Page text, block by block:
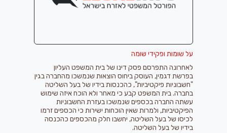
על שומות ופקידי שומה
לאחרונה התפרסם פסק דינו של בית המשפט העליון
בפרשת דגמין, העוסק ביחוס הוצאות שנמשכו מהחברה בגין
"חשבוניות פיקטיביות", כהכנסות בידיו של בעל השליטה
בחברה. בית המשפט קבע כי מאחר ולא הוכח איזה שימוש
עשתה החברה בכספים שנמשכו בעזרת החשבוניות
הפיקטיביות, ולמרות שאין הוכחות ישירות כי הכספים זרמו
לכיסו של בעל השליטה, יחשבו חלק מהכספים כהכנסה
בידיו של בעל השליטה.